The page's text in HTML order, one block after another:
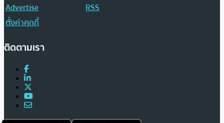
Advertise
RSS
ตั้งค่าคุกกี้
ติดตามเรา